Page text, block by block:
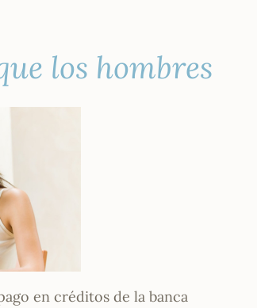
los hombres
en créditos de la banca